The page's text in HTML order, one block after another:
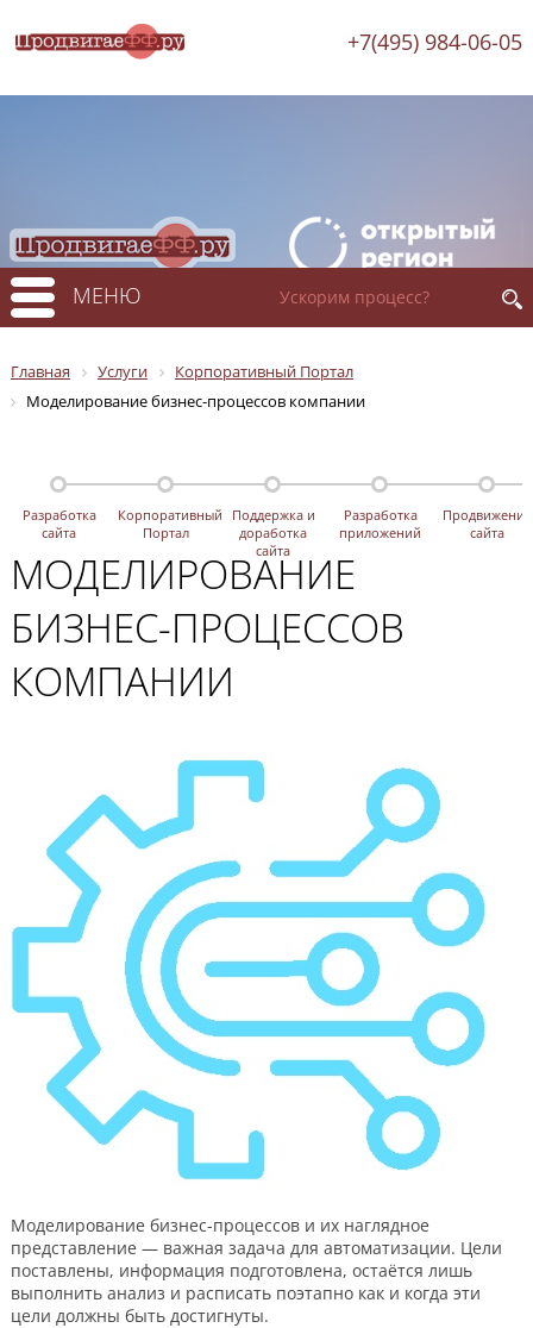
+7(495) 984-06-05
МЕНЮ
Главная Услуги
Корпоративный Портал
Моделирование бизнес-процессов компании
Разработка
сайта
Корпоративный
Портал
Поддержка и
доработка
сайта
Разработка
приложений
Продвижение
сайта
МОДЕЛИРОВАНИЕ
БИЗНЕС-ПРОЦЕССОВ
КОМПАНИИ
Моделирование бизнес-процессов и их наглядное
представление — важная задача для автоматизации. Цели
поставлены, информация подготовлена, остаётся лишь
выполнить анализ и расписать поэтапно как и когда эти
цели должны быть достигнуты.